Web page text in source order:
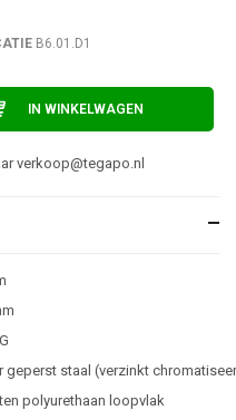
B6.01.D1
IN WINKELWAGEN
verkoop@tegapo.nl
geperst staal (verzinkt
polyurethaan loopvlak